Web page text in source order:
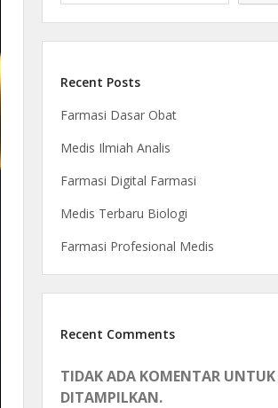
Recent Posts
Farmasi Dasar Obat
Medis Ilmiah Analis
Farmasi Digital Farmasi
Medis Terbaru Biologi
Farmasi Profesional Medis
Recent Comments
TIDAK ADA KOMENTAR UNTUK
DITAMPILKAN.